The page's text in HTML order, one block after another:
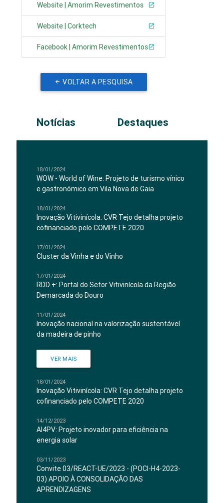
Website | Amorim Revestimentos
Website | Corktech
Facebook | Amorim Revestimentos
VOLTAR A PESQUISA
Notícias Destaques
18/01/2024
WOW - World of Wine: Projeto de turismo vínico
e gastronómico em Vila Nova de Gaia
18/01/2024
Inovação Vitivinícola: CVR Tejo detalha projeto
cofinanciado pelo COMPETE 2020
17/01/2024
Cluster da Vinha e do Vinho
17/01/2024
RDD +: Portal do Setor Vitivinícola da Região
Demarcada do Douro
11/01/2024
Inovação nacional na valorização sustentável
da madeira de pinho
VER MAIS
18/01/2024
Inovação Vitivinícola: CVR Tejo detalha projeto
cofinanciado pelo COMPETE 2020
14/12/2023
AI4PV: Projeto inovador para eficiência na
energia solar
03/11/2023
Convite 03/REACT-UE/2023 - (POCI-H4-2023-
03) APOIO À CONSOLIDAÇÃO DAS
APRENDIZAGENS